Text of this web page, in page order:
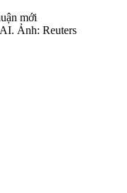
Ảnh: Reuters